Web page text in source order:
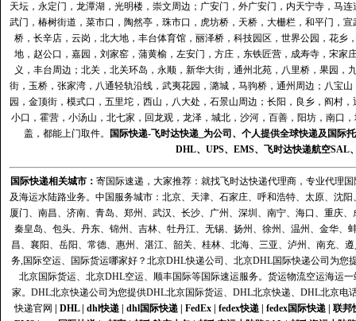
天坛，永定门，龙潭湖，光明楼，崇文周边；广安门，外广安门，内天宁寺，马
武门，椿树街道，菜市口，陶然亭，珠市口，虎坊桥，天桥，大栅栏，和平门，
桥，长辛店，云岗，北大地，丰台体育馆，丽泽桥，科技园区，世界公园，花
地，赵公口，嘉园，刘家窑，蒲黄榆，左安门，方庄，东铁匠营，成寿寺，宋
义，丰台周边；北关，北关环岛，永顺，新华大街，通州北苑，八里桥，果园
街，玉桥，张家湾，八通轻轨沿线，武夷花园，潞城，马驹桥，通州周边；八宝
园，金顶街，模式口，五里坨，西山，八大处，石景山周边；长阳，良乡，阎村
小口，霍营，小汤山，北七家，回龙观，龙泽，城北，沙河，百善，阳坊，南口
盖，都能上门取件。
国际快递-飞时达快递_为公司、个人提供全球快递及国际
DHL、 UPS、 EMS、 飞时达快递航空SAL
国际快递相关城市： 寄国际速递，大家推荐：就找飞时达快递代理商，专业代理
及海运水陆路业务。中国服务城市：北京、天津、石家庄、呼和浩特、太原、沈
厦门、南昌、济南、青岛、郑州、武汉、长沙、广州、深圳、南宁、海口、重庆
秦皇岛、包头、丹东、锦州、吉林、牡丹江、无锡、扬州、徐州、温州、金华
昌、襄阳、岳阳、常德、惠州、湛江、韶关、桂林、北海、三亚、泸州、南充、
务,国际空运、国际货运哪家好？北京DHL快递公司、北京DHL国际快递公司为
北京国际货运、北京DHL空运、顺丰国际等国际速运服务。货运物流空运海运
家。DHL北京快递公司为您提供DHL北京国际货运、DHL北京快递、DHL北京电
快递官网
DHL| dhl快递| dhl国际快递| FedEx| fedex快递| fedex国际快递| 联邦